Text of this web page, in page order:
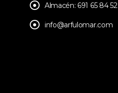
Almacén: 691 65 84 52
info@arfulomar.com